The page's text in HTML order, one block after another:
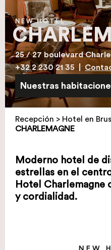
NEW HOTEL
25 / 27 boulevard
+32 2 230 21 35|
Recepción > Hotel en
CHARLEMAGNE
Moderno hotel de
estrellas en el
Hotel
y cordialidad.